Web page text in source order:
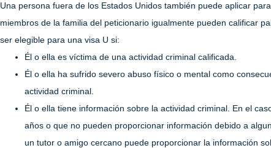
Una persona fuera de los Estados Unidos también puede aplicar
miembros de la familia del peticionario igualmente pueden calificar
ser elegible para una visa U si:
Él o ella es víctima de una actividad criminal calificada.
Él o ella ha sufrido severo abuso físico o mental como
actividad criminal.
Él o ella tiene información sobre la actividad criminal. En el
años o que no pueden proporcionar información debido a
un tutor o amigo cercano puede proporcionar la información